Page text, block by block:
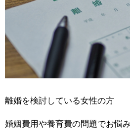
離婚を検討している女性の方
婚姻費用や養育費の問題でお悩